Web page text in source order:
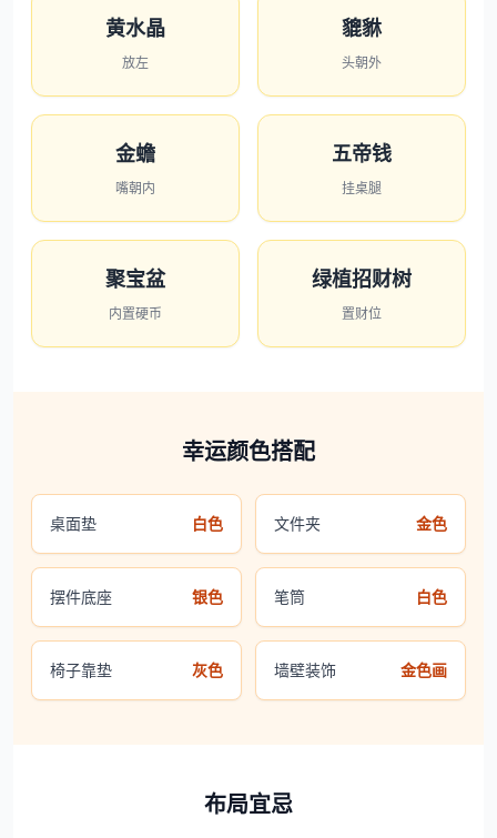
黄水晶
放左
貔貅
头朝外
金蟾
嘴朝内
五帝钱
挂桌腿
聚宝盆
内置硬币
绿植招财树
置财位
幸运颜色搭配
桌面垫 白色 文件夹 金色
摆件底座 银色 笔筒 白色
椅子靠垫 灰色 墙壁装饰 金色画
布局宜忌